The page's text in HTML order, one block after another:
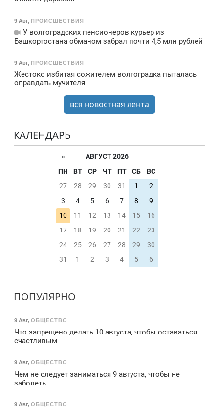
9 Авг, ПРОИСШЕСТВИЯ
У волгоградских пенсионеров курьер из
Башкортостана обманом забрал почти 4,5 млн рублей
9 Авг, ПРОИСШЕСТВИЯ
Жестоко избитая сожителем волгоградка пыталась
оправдать мучителя
вся новостная лента
КАЛЕНДАРЬ
«
АВГУСТ 2026
ПН
ВТ СР ЧТ ПТ СБ
ВС
27
28 29 30 31 1
2
3
4 5 6 7 8
9
10
11 12 13 14 15
16
17
18 19 20 21 22
23
24
25 26 27 28 29
30
31
1 2 3 4 5 6
ПОПУЛЯРНО
9 Авг, ОБЩЕСТВО
Что запрещено делать 10 августа, чтобы оставаться
счастливым
9 Авг, ОБЩЕСТВО
Чем не следует заниматься 9 августа, чтобы не
заболеть
9 Авг, ОБЩЕСТВО